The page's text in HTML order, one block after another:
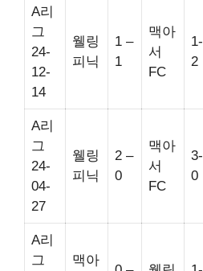
A리
그
24-
12-
14
웰링
피닉
1 –
1
맥아
서
FC
1-
2
A리
그
24-
04-
27
웰링
피닉
2 –
0
맥아
서
FC
3-
0
A리
그
맥아